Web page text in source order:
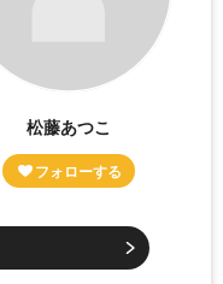
松藤あつこ